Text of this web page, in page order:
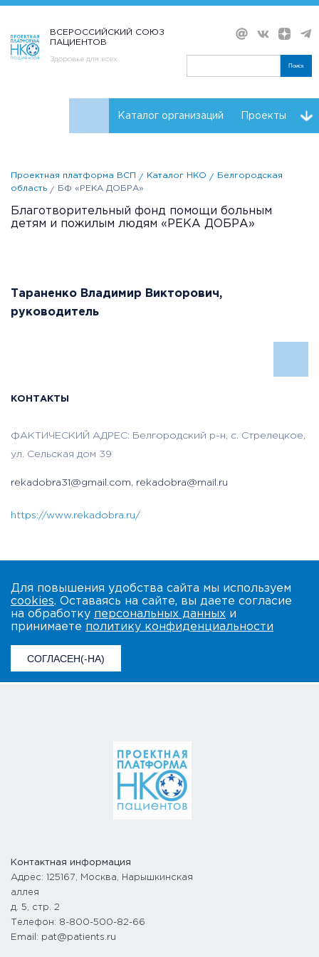
ВСЕРОССИЙСКИЙ СОЮЗ
ПАЦИЕНТОВ
Здоровье для всех
Поиск
Каталог организаций Проекты
Проектная платформа ВСП Каталог НКО
Белгородская
область
БФ «РЕКА ДОБРА»
Благотворительный фонд помощи больным
детям и пожилым людям «РЕКА ДОБРА»
Тараненко Владимир Викторович,
руководитель
КОНТАКТЫ
ФАКТИЧЕСКИЙ АДРЕС: Белгородский р-н, с. Стрелецкое,
ул. Сельская дом 39
rekadobra31@gmail.com, rekadobra@mail.ru
https://www.rekadobra.ru/
Для повышения удобства сайта мы используем
cookies. Оставаясь на сайте, вы даете согласие
на обработку персональных данных и
принимаете политику конфиденциальности
СОГЛАСЕН(-НА)
Контактная информация
Адрес: 125167, Москва, Нарышкинская
аллея
д. 5, стр. 2
Телефон: 8-800-500-82-66
Email: pat@patients.ru